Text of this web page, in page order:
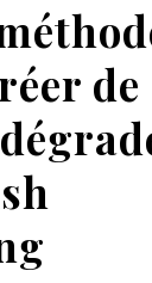
de